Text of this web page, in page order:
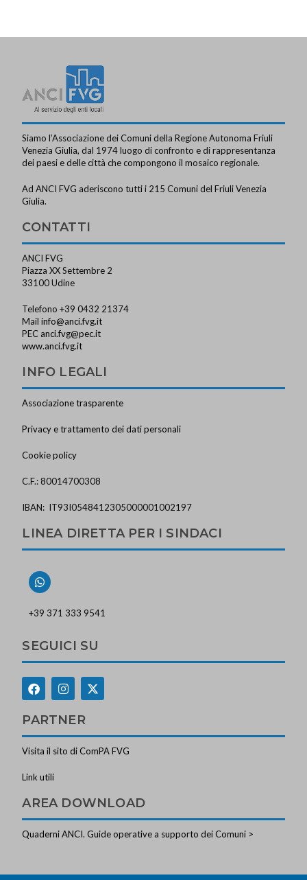
Siamo l’Associazione dei Comuni della Regione Autonoma Friuli
Venezia Giulia, dal 1974 luogo di confronto e di rappresentanza
dei paesi e delle città che compongono il mosaico regionale.
Ad ANCI FVG aderiscono tutti i 215 Comuni del Friuli Venezia
Giulia.
CONTATTI
ANCI FVG
Piazza XX Settembre 2
33100 Udine
Telefono +39 0432 21374
Mailinfo@anci.fvg.it
PEC anci.fvg@pec.it
www.anci.fvg.it
INFO LEGALI
Associazione trasparente
Privacy e trattamento dei dati personali
Cookie policy
C.F.: 80014700308
IBAN: IT93I0548412305000001002197
LINEA DIRETTA PER I SINDACI
+39 371 333 9541
SEGUICI SU
PARTNER
Visita il sito di ComPA FVG
Link utili
AREA DOWNLOAD
Quaderni ANCI. Guide operative a supporto dei Comuni >